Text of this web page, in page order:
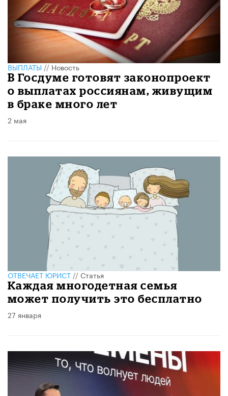
ВЫПЛАТЫ//Новость
В Госдуме готовят законопроект
о выплатах россиянам, живущим
в браке много лет
2 мая
ОТВЕЧАЕТ ЮРИСТ//Статья
Каждая многодетная семья
может получить это бесплатно
27 января